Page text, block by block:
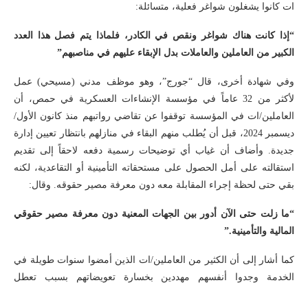
ات كانوا يشغلون شواغر فعلية، متسائلة:
“إذا كانت هناك شواغر ونقص في الكادر، فلماذا يتم فصل هذا العدد
الكبير من العاملين والعاملات بدل الإبقاء عليهم في مناصبهم”
وفي شهادة أخرى، قال “جورج”، وهو موظف مدني (مسيحي) عمل
لأكثر من 32 عاماً في مؤسسة الإنشاءات العسكرية في حمص، أن
العاملين/ات في المؤسسة توقفوا عن تقاضي رواتبهم منذ كانون الأول/
ديسمبر 2024، قبل أن يُطلب منهم البقاء في منازلهم بانتظار تعيين إدارة
جديدة. وأضاف أن غياب أي توضيحات رسمية دفعه لاحقاً إلى تقديم
استقالته على أمل الحصول على مستحقاته التأمينية أو التقاعدية، لكنه
بقي حتى لحظة إجراء المقابلة معه دون معرفة مصير حقوقه. وقال:
“ما زلت حتى الآن أدور بين الجهات المعنية دون معرفة مصير حقوقي
المالية والتأمينية.”
كما أشار إلى أن الكثير من العاملين/ات الذين أمضوا سنوات طويلة في
الخدمة وجدوا أنفسهم مهددين بخسارة تعويضاتهم بسبب تعطل